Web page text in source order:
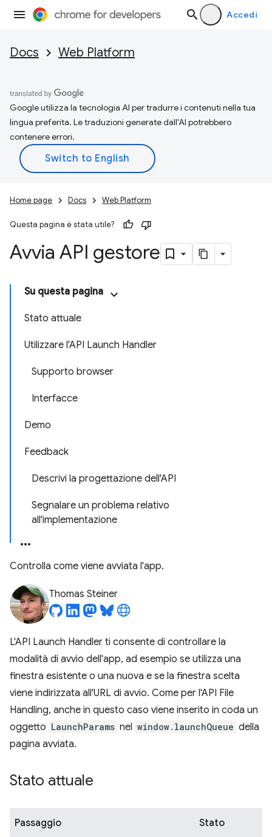
Accedi
Docs Web Platform
Google utilizza la tecnologia AI per tradurre i contenuti nella tua
lingua preferita. Le traduzioni generate dall'AI potrebbero
contenere errori.
Home page Docs Web Platform
Questa pagina è stata utile?
Avvia API gestore
Su questa pagina
Stato attuale
Utilizzare l'API Launch Handler
Supporto browser
Interfacce
Demo
Feedback
Descrivi la progettazione dell'API
Segnalare un problema relativo
all'implementazione
Controlla come viene avviata l'app.
Thomas Steiner
L'API Launch Handler ti consente di controllare la
modalità di avvio dell'app, ad esempio se utilizza una
finestra esistente o una nuova e se la finestra scelta
viene indirizzata all'URL di avvio. Come per l'API File
Handling, anche in questo caso viene inserito in coda un
oggetto LaunchParams nel window.launchQueue della
pagina avviata.
Stato attuale
Passaggio Stato